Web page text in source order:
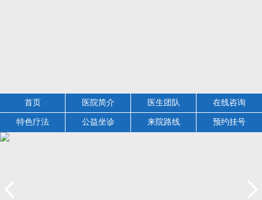
首页 医院简介 医生团队 在线咨询
特色疗法 公益坐诊 来院路线 预约挂号